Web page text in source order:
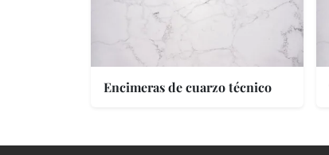
Encimeras de cuarzo técnico